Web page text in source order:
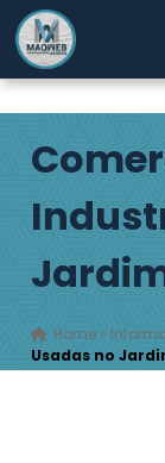
Home »
Usadas no